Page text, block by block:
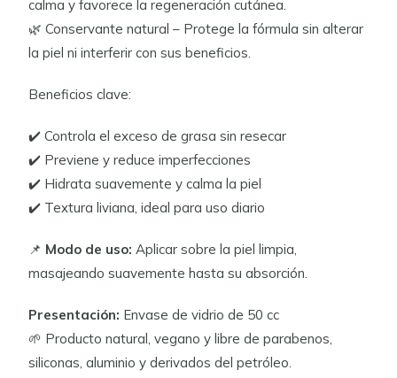
calma y favorece la regeneración cutánea.
🌿 Conservante natural – Protege la fórmula sin alterar
la piel ni interferir con sus beneficios.
Beneficios clave:
✔️ Controla el exceso de grasa sin resecar
✔️ Previene y reduce imperfecciones
✔️ Hidrata suavemente y calma la piel
✔️ Textura liviana, ideal para uso diario
📌 Modo de uso: Aplicar sobre la piel limpia,
masajeando suavemente hasta su absorción.
Presentación: Envase de vidrio de 50 cc
🌱 Producto natural, vegano y libre de parabenos,
siliconas, aluminio y derivados del petróleo.